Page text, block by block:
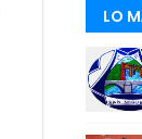
LO